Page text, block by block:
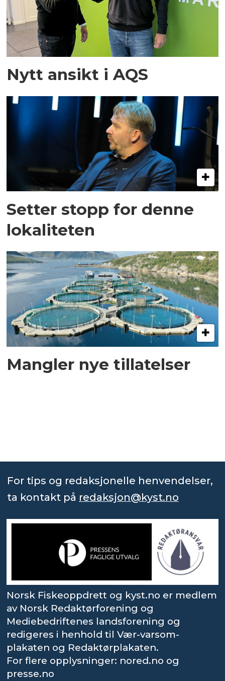
Nytt ansikt i AQS
Setter stopp for denne
lokaliteten
Mangler nye tillatelser
For tips og redaksjonelle henvendelser,
ta kontakt på redaksjon@kyst.no
Norsk Fiskeoppdrett og kyst.no er medlem
av Norsk Redaktørforening og
Mediebedriftenes landsforening og
redigeres i henhold til Vær-varsom-
plakaten og Redaktørplakaten.
For flere opplysninger: nored.no og
presse.no